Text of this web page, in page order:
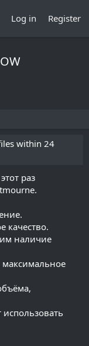
Log in Register
within 24
раз
качество.
наличие
максимальное